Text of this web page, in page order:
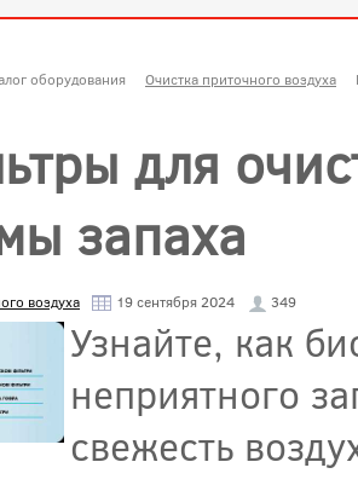
оборудования Очистка приточного воздуха
для
запаха
воздуха 19 сентября 2024 349
Узнайте, как
неприятного
свежесть